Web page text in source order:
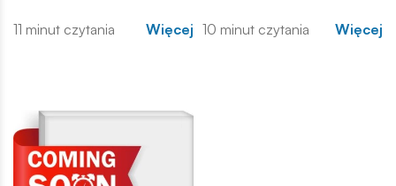
inżynierowie po obu
11 minut czytania Więcej kontynuacje popularnych
10 minut czytania Więcej